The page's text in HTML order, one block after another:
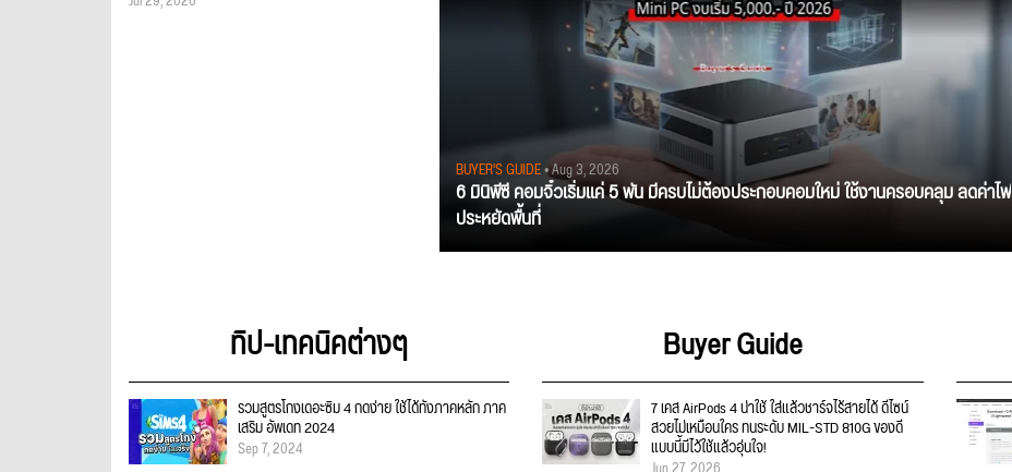
BUYER'S GUIDE• Aug 3, 2026
6 มินิพีซี คอมจิ๋วเริ่มแค่ 5 พัน มีครบไม่ต้องประกอบคอมใหม่ ใช้งานครอบคลุม ลดค่าไฟ
ประหยัดพื้นที่
ทิป-เทคนิคต่างๆ
รวมสูตรโกงเดอะซิม 4 กดง่าย ใช้ได้ทั้งภาคหลัก ภาค
เสริม อัพเดท 2024
Sep 7, 2024
Buyer Guide
7 เคส AirPods 4 น่าใช้ ใส่แล้วชาร์จไร้สายได้ ดีไซน์
สวยไม่เหมือนใคร ทนระดับ MIL-STD 810G ของดี
แบบนี้มีไว้ใช้แล้วอุ่นใจ!